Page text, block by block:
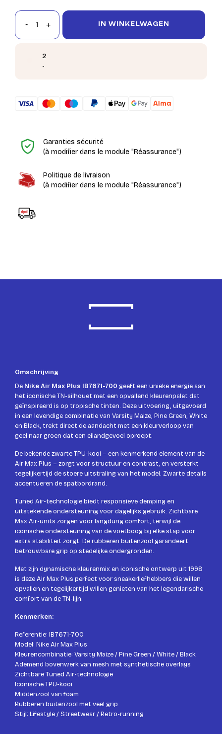
IN WINKELWAGEN
2
-
Garanties sécurité
(à modifier dans le module "Réassurance")
Politique de livraison
(à modifier dans le module "Réassurance")
Omschrijving
De Nike Air Max Plus IB7671-700 geeft een unieke energie aan
het iconische TN-silhouet met een opvallend kleurenpalet dat
geïnspireerd is op tropische tinten. Deze uitvoering, uitgevoerd
in een levendige combinatie van Varsity Maize, Pine Green, White
en Black, trekt direct de aandacht met een kleurverloop van
geel naar groen dat een eilandgevoel oproept.
De bekende zwarte TPU-kooi – een kenmerkend element van de
Air Max Plus – zorgt voor structuur en contrast, en versterkt
tegelijkertijd de stoere uitstraling van het model. Zwarte details
accentueren de spatbordrand.
Tuned Air-technologie biedt responsieve demping en
uitstekende ondersteuning voor dagelijks gebruik. Zichtbare
Max Air-units zorgen voor langdurig comfort, terwijl de
iconische ondersteuning van de voetboog bij elke stap voor
extra stabiliteit zorgt. De rubberen buitenzool garandeert
betrouwbare grip op stedelijke ondergronden.
Met zijn dynamische kleurenmix en iconische ontwerp uit 1998
is deze Air Max Plus perfect voor sneakerliefhebbers die willen
opvallen en tegelijkertijd willen genieten van het legendarische
comfort van de TN-lijn.
Kenmerken:
Referentie: IB7671-700
Model: Nike Air Max Plus
Kleurencombinatie: Varsity Maize / Pine Green / White / Black
Ademend bovenwerk van mesh met synthetische overlays
Zichtbare Tuned Air-technologie
Iconische TPU-kooi
Middenzool van foam
Rubberen buitenzool met veel grip
Stijl: Lifestyle / Streetwear / Retro-running